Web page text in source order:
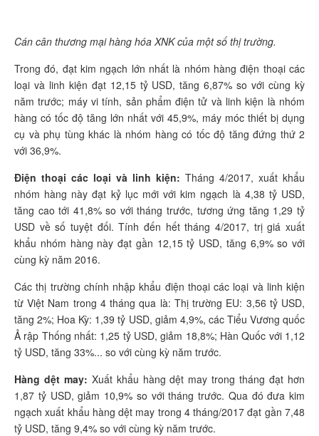
Cán cân thương mại hàng hóa XNK của một số thị trường.
Trong đó, đạt kim ngạch lớn nhất là nhóm hàng điện thoại các
loại và linh kiện đạt 12,15 tỷ USD, tăng 6,87% so với cùng kỳ
năm trước; máy vi tính, sản phẩm điện tử và linh kiện là nhóm
hàng có tốc độ tăng lớn nhất với 45,9%, máy móc thiết bị dụng
cụ và phụ tùng khác là nhóm hàng có tốc độ tăng đứng thứ 2
với 36,9%.
Điện thoại các loại và linh kiện: Tháng 4/2017, xuất khẩu
nhóm hàng này đạt kỷ lục mới với kim ngạch là 4,38 tỷ USD,
tăng cao tới 41,8% so với tháng trước, tương ứng tăng 1,29 tỷ
USD về số tuyệt đối. Tính đến hết tháng 4/2017, trị giá xuất
khẩu nhóm hàng này đạt gần 12,15 tỷ USD, tăng 6,9% so với
cùng kỳ năm 2016.
Các thị trường chính nhập khẩu điện thoại các loại và linh kiện
từ Việt Nam trong 4 tháng qua là: Thị trường EU: 3,56 tỷ USD,
tăng 2%; Hoa Kỳ: 1,39 tỷ USD, giảm 4,9%, các Tiểu Vương quốc
Ả rập Thống nhất: 1,25 tỷ USD, giảm 18,8%; Hàn Quốc với 1,12
tỷ USD, tăng 33%... so với cùng kỳ năm trước.
Hàng dệt may: Xuất khẩu hàng dệt may trong tháng đạt hơn
1,87 tỷ USD, giảm 10,9% so với tháng trước. Qua đó đưa kim
ngạch xuất khẩu hàng dệt may trong 4 tháng/2017 đạt gần 7,48
tỷ USD, tăng 9,4% so với cùng kỳ năm trước.